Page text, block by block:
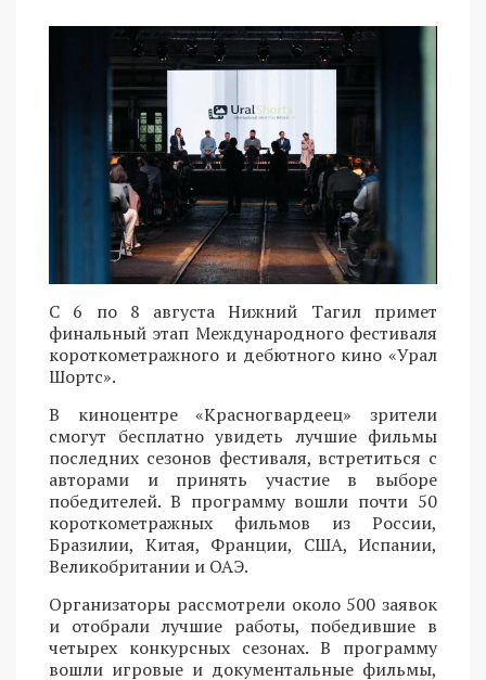
С 6 по 8 августа Нижний Тагил примет
финальный этап Международного фестиваля
короткометражного и дебютного кино «Урал
Шортс».
В киноцентре «Красногвардеец» зрители
смогут бесплатно увидеть лучшие фильмы
последних сезонов фестиваля, встретиться с
авторами и принять участие в выборе
победителей. В программу вошли почти 50
короткометражных фильмов из России,
Бразилии, Китая, Франции, США, Испании,
Великобритании и ОАЭ.
Организаторы рассмотрели около 500 заявок
и отобрали лучшие работы, победившие в
четырех конкурсных сезонах. В программу
вошли игровые и документальные фильмы,